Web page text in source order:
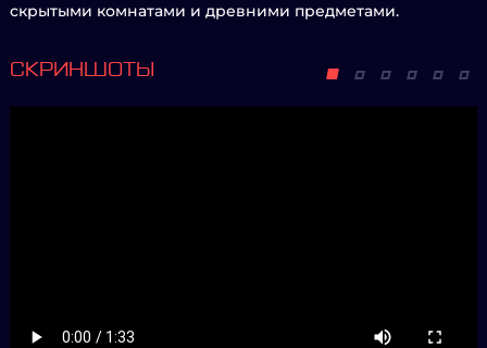
скрытыми комнатами и древними предметами.
СКРИНШОТЫ